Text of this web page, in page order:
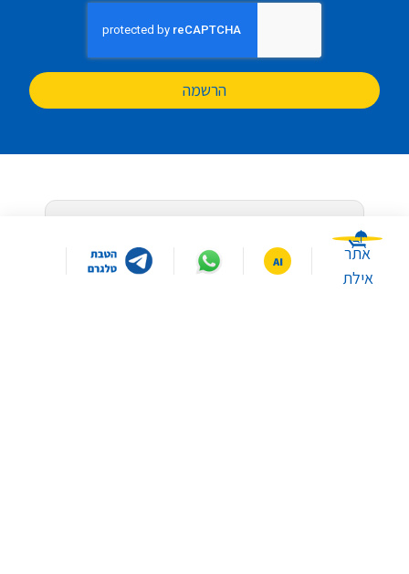
הרשמה
אתר
אילת